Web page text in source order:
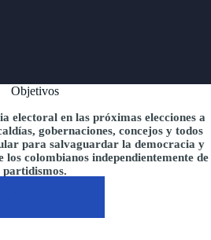
Objetivos
electoral en las próximas elecciones a
gobernaciones, concejos y todos
para salvaguardar la democracia y
los colombianos independientemente de
partidismos.